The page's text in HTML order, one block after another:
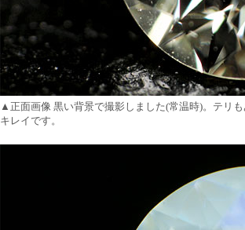
▲正面画像 黒い背景で撮影しました(常温時)。テリ
キレイです。